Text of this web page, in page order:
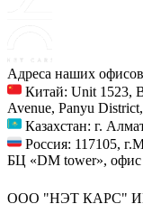
Адреса наших
Китай: Unit 1523,
Avenue, Panyu
Казахстан: г.
Россия: 117105,
БЦ «DM tower», офис
ООО "НЭТ КАРС"